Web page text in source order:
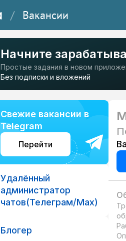
/ Вакансии
Начните
Простые задания в новом
Без подписки и вложений
Свежие вакансии в
Telegram
Перейти
Удалённый
администратор
чатов(Телеграм/Мах)
Блогер